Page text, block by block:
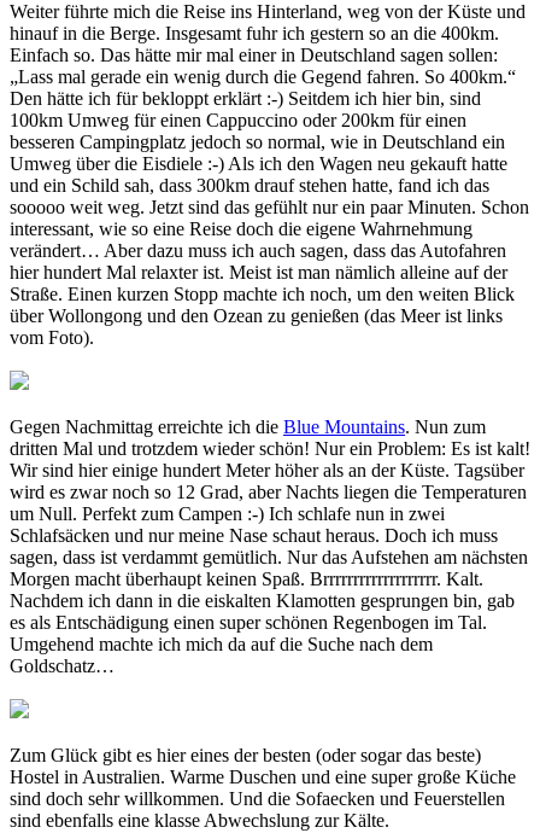
Weiter führte mich die Reise ins Hinterland, weg von der Küste und
hinauf in die Berge. Insgesamt fuhr ich gestern so an die 400km.
Einfach so. Das hätte mir mal einer in Deutschland sagen sollen:
„Lass mal gerade ein wenig durch die Gegend fahren. So 400km.“
Den hätte ich für bekloppt erklärt :-) Seitdem ich hier bin, sind
100km Umweg für einen Cappuccino oder 200km für einen
besseren Campingplatz jedoch so normal, wie in Deutschland ein
Umweg über die Eisdiele :-) Als ich den Wagen neu gekauft hatte
und ein Schild sah, dass 300km drauf stehen hatte, fand ich das
sooooo weit weg. Jetzt sind das gefühlt nur ein paar Minuten. Schon
interessant, wie so eine Reise doch die eigene Wahrnehmung
verändert… Aber dazu muss ich auch sagen, dass das Autofahren
hier hundert Mal relaxter ist. Meist ist man nämlich alleine auf der
Straße. Einen kurzen Stopp machte ich noch, um den weiten Blick
über Wollongong und den Ozean zu genießen (das Meer ist links
vom Foto).
Gegen Nachmittag erreichte ich die Blue Mountains. Nun zum
dritten Mal und trotzdem wieder schön! Nur ein Problem: Es ist kalt!
Wir sind hier einige hundert Meter höher als an der Küste. Tagsüber
wird es zwar noch so 12 Grad, aber Nachts liegen die Temperaturen
um Null. Perfekt zum Campen :-) Ich schlafe nun in zwei
Schlafsäcken und nur meine Nase schaut heraus. Doch ich muss
sagen, dass ist verdammt gemütlich. Nur das Aufstehen am nächsten
Morgen macht überhaupt keinen Spaß. Brrrrrrrrrrrrrrrrrrr. Kalt.
Nachdem ich dann in die eiskalten Klamotten gesprungen bin, gab
es als Entschädigung einen super schönen Regenbogen im Tal.
Umgehend machte ich mich da auf die Suche nach dem
Goldschatz…
Zum Glück gibt es hier eines der besten (oder sogar das beste)
Hostel in Australien. Warme Duschen und eine super große Küche
sind doch sehr willkommen. Und die Sofaecken und Feuerstellen
sind ebenfalls eine klasse Abwechslung zur Kälte.